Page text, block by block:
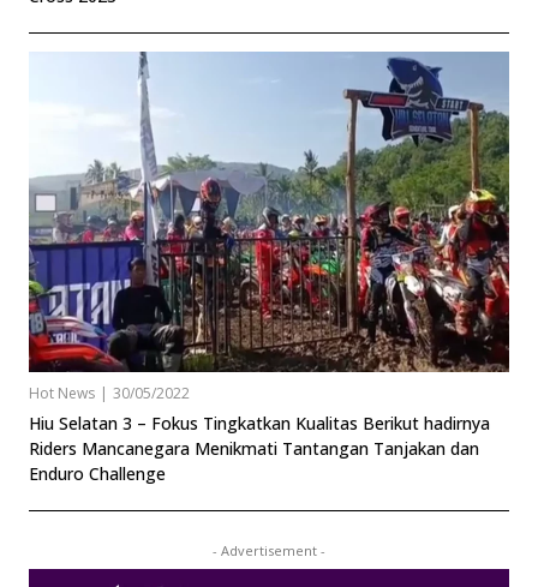
Hot News | 30/05/2022
Hiu Selatan 3 – Fokus Tingkatkan Kualitas Berikut hadirnya
Riders Mancanegara Menikmati Tantangan Tanjakan dan
Enduro Challenge
- Advertisement -